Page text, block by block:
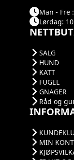
Man - Fre
Lørdag:
SALG
HUND
KATT
FUGEL
GNAGER
Råd og
MIN